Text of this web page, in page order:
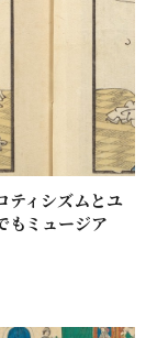
ティシズムとユ
もミュージア